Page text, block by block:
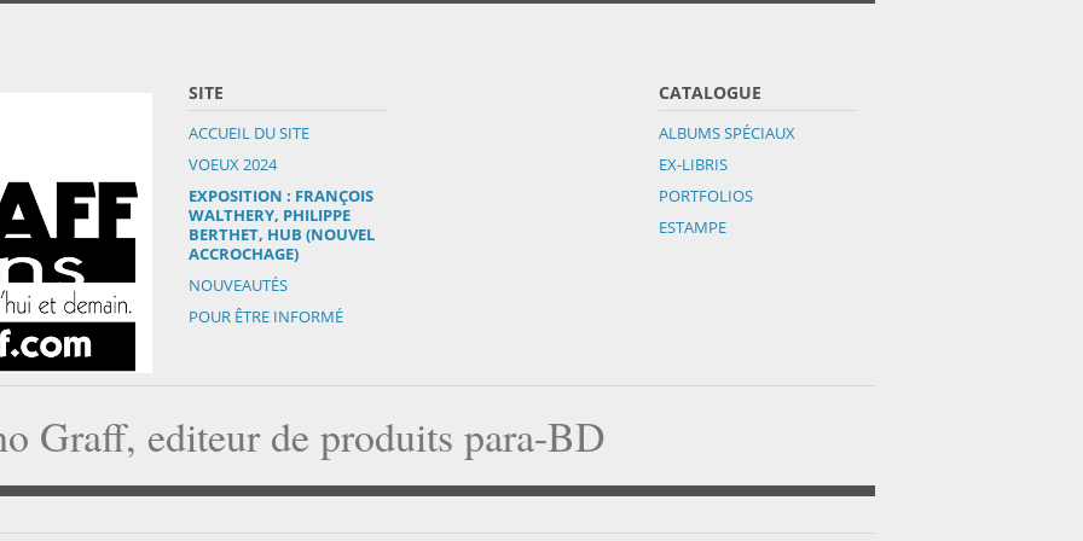
SITE
ACCUEIL DU SITE
VOEUX 2024
EXPOSITION : FRANÇOIS
WALTHERY, PHILIPPE
BERTHET, HUB (NOUVEL
ACCROCHAGE)
NOUVEAUTÉS
POUR ÊTRE INFORMÉ
CATALOGUE
ALBUMS SPÉCIAUX
EX-LIBRIS
PORTFOLIOS
ESTAMPE
Graff, editeur de produits para-BD